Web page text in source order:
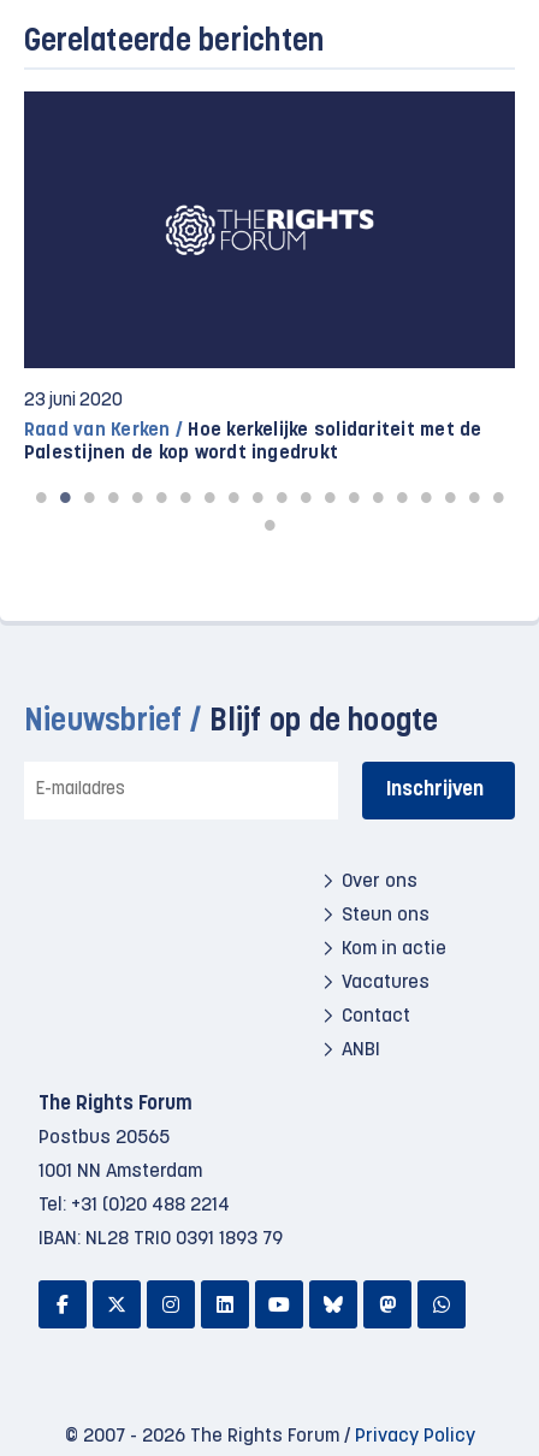
Gerelateerde berichten
23 juni 2020
Raad van Kerken / Hoe kerkelijke solidariteit met de
Palestijnen de kop wordt ingedrukt
Nieuwsbrief / Blijf op de hoogte
mailadres
Over ons
Steun ons
Kom in actie
Vacatures
Contact
ANBI
The Rights Forum
Postbus 20565
1001 NN Amsterdam
Tel: +31 (0)20 488 2214
IBAN: NL28 TRIO 0391 1893 79
© 2007 - 2026 The Rights Forum / Privacy Policy